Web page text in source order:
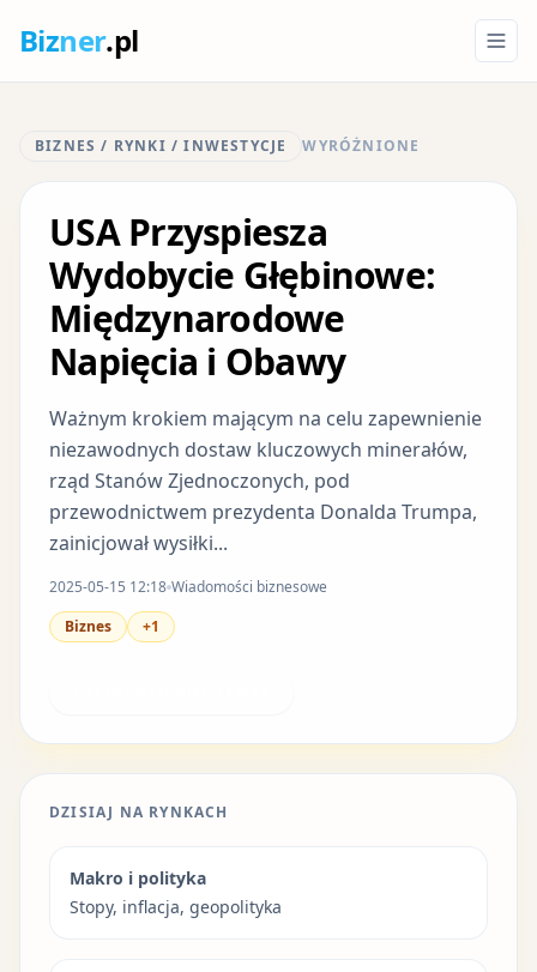
Bizner.pl
BIZNES / RYNKI / INWESTYCJE WYRÓŻNIONE
USA Przyspiesza
Wydobycie Głębinowe:
Międzynarodowe
Napięcia i Obawy
Ważnym krokiem mającym na celu zapewnienie
niezawodnych dostaw kluczowych minerałów,
rząd Stanów Zjednoczonych, pod
przewodnictwem prezydenta Donalda Trumpa,
zainicjował wysiłki...
2025-05-15 12:18 Wiadomości biznesowe
Biznes
+1
DZISIAJ NA RYNKACH
Makro i polityka
Stopy, inflacja, geopolityka